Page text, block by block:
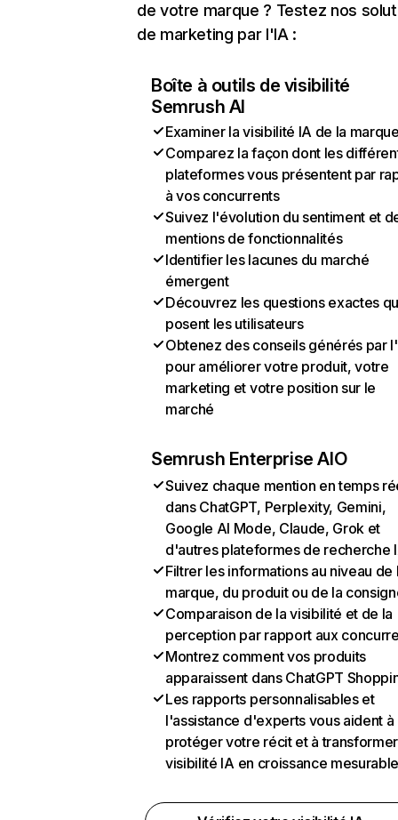
de votre marque ? Testez nos
de marketing par l'IA :
Boîte à outils de visibilité
Semrush AI
Examiner la visibilité IA de la
Comparez la façon dont les
plateformes vous présentent par
à vos concurrents
Suivez l'évolution du sentiment et
mentions de fonctionnalités
Identifier les lacunes du marché
émergent
Découvrez les questions exactes
posent les utilisateurs
Obtenez des conseils générés par
pour améliorer votre produit, votre
marketing et votre position sur le
marché
Semrush Enterprise AIO
Suivez chaque mention en temps
dans ChatGPT, Perplexity, Gemini,
Google AI Mode, Claude, Grok et
d'autres plateformes de recherche
Filtrer les informations au niveau de
marque, du produit ou de la
Comparaison de la visibilité et de la
perception par rapport aux
Montrez comment vos produits
apparaissent dans ChatGPT
Les rapports personnalisables et
l'assistance d'experts vous aident à
protéger votre récit et à
visibilité IA en croissance